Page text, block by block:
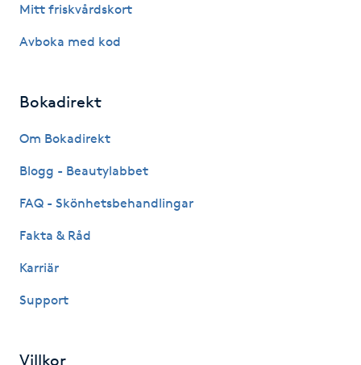
Hälsa
IPL
IR-massage
K
Mitt friskvårdskort
Avboka med kod
Bokadirekt
Om Bokadirekt
Blogg - Beautylabbet
FAQ - Skönhetsbehandlingar
Fakta & Råd
Karriär
Support
Villkor